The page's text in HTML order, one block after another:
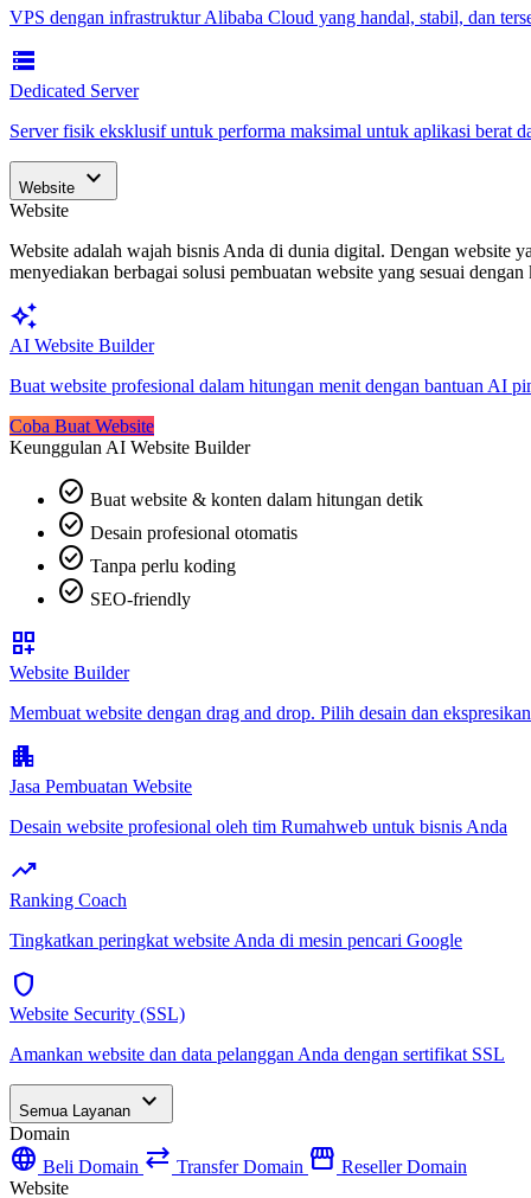
VPS dengan infrastruktur Alibaba Cloud yang handal, stabil, dan
storage
Dedicated Server
Server fisik eksklusif untuk performa maksimal untuk aplikasi berat
Website expand_more
Website
Website adalah wajah bisnis Anda di dunia digital. Dengan website
menyediakan berbagai solusi pembuatan website yang sesuai
auto_awesome
AI Website Builder
Buat website profesional dalam hitungan menit dengan bantuan AI
Coba Buat Website
Keunggulan AI Website Builder
check_circle Buat website & konten dalam hitungan detik
check_circle Desain profesional otomatis
check_circle Tanpa perlu koding
check_circle SEO-friendly
dashboard_customize
Website Builder
Membuat website dengan drag and drop. Pilih desain dan
apartment
Jasa Pembuatan Website
Desain website profesional oleh tim Rumahweb untuk bisnis Anda
trending_up
Ranking Coach
Tingkatkan peringkat website Anda di mesin pencari Google
shield
Website Security (SSL)
Amankan website dan data pelanggan Anda dengan sertifikat SSL
Semua Layanan expand_more
Domain
language Beli Domain sync_alt Transfer Domain storefront Reseller Domain
Website